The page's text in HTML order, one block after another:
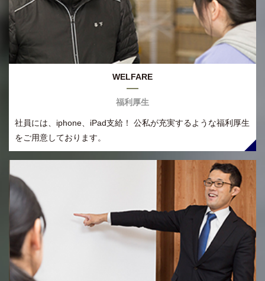
WELFARE
福利厚生
社員には、iphone、iPad支給！ 公私が充実するような福利厚生
をご用意しております。